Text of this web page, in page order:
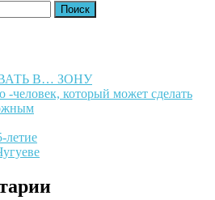
В… ЗОНУ
-человек, который может сделать
летие